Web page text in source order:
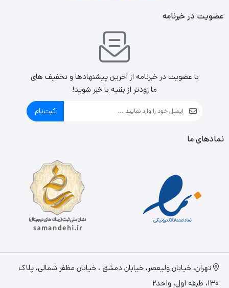
عضویت در خبرنامه
با عضویت در خبرنامه از آخرین پیشنهادها و تخفیف های
ما زودتر از بقیه با خبر شوید!
ثبت‌نام
نمادهای ما
تهران، خيابان وليعصر، خیابان دمشق ، خیابان مظفر شمالی، پلاک
130، طبقه اول، واحد2